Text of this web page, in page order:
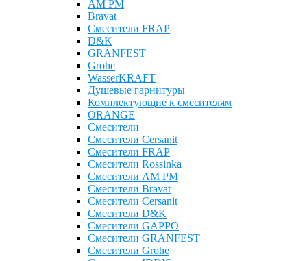
AM PM
Bravat
Cмесители FRAP
D&K
GRANFEST
Grohe
WasserKRAFT
Душевые гарнитуры
Комплектующие к смесителям
ОRANGE
Смесители
Смесители Cersanit
Смесители FRAP
Смесители Rossinka
Смесители AM PM
Смесители Bravat
Смесители Cersanit
Смесители D&K
Смесители GAPPO
Смесители GRANFEST
Смесители Grohe